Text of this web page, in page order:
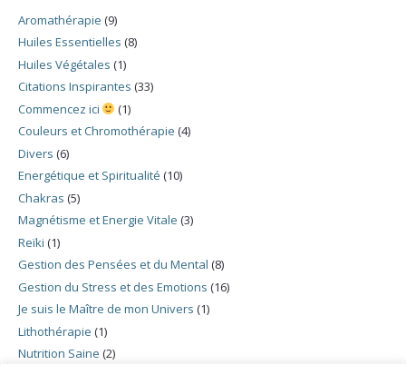
Aromathérapie (9)
Huiles Essentielles (8)
Huiles Végétales (1)
Citations Inspirantes (33)
Commencez ici
(1)
Couleurs et Chromothérapie (4)
Divers (6)
Energétique et Spiritualité (10)
Chakras (5)
Magnétisme et Energie Vitale (3)
Reïki (1)
Gestion des Pensées et du Mental (8)
Gestion du Stress et des Emotions (16)
Je suis le Maître de mon Univers (1)
Lithothérapie (1)
Nutrition Saine (2)